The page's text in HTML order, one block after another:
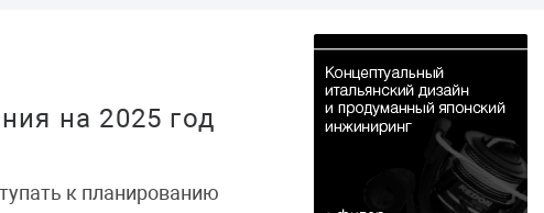
на 2025 год
к планированию